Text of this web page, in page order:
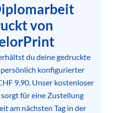
von
du deine gedruckte
konfigurierter
9,90. Unser kostenloser
für eine Zustellung
am nächsten Tag in der